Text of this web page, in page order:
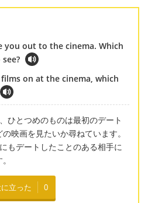
you out to the cinema. Which
on at the cinema, which
ひとつめのものは最初のデート
映画を見たいか尋ねています。
もデートしたことのある相手に
立った 0